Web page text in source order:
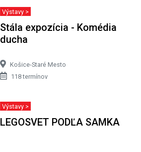
Výstavy >
Stála expozícia - Komédia
ducha
Košice-Staré Mesto
118 termínov
Výstavy >
LEGOSVET PODĽA SAMKA